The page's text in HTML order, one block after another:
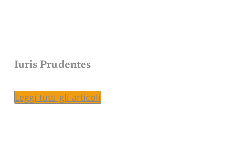
Iuris Prudentes
Leggi tutti gli articoli